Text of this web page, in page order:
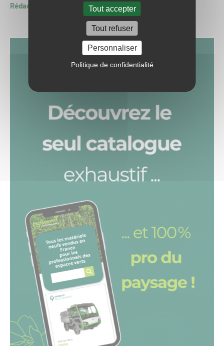
Tout accepter
Tout refuser
Personnaliser
Politique de confidentialité
Rédaction GSPH24